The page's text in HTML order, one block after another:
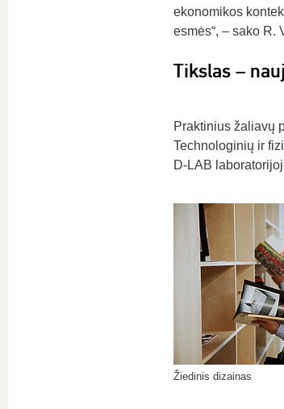
ekonomikos
esmės“, – sako R.
Tikslas –
Praktinius žaliavų
Technologinių ir
D-LAB
Žiedinis dizainas